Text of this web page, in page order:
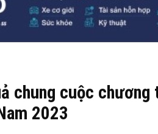
chung cuộc
2023